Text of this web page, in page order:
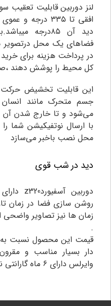
لنز دوربین قابلیت تعقیب
دید آن ۸۵درجه
فضاهای یک محل
در پرداخت هزینه برای
کل محیط را پوشش دهند
این قابلیت تخشیض حرکت
جسم متحرک مانند
می‌شود و تا خارج شدن آن
با ارسال نوتفیکیشن شما
محل نصب باخبر می‌سازد
دید در شب قوی
روشن سازی فضا در زمان
زمان ها نیز تصاویر واضحی
.
قیمت این محصول نسبت به
دار بسیار مناسب و
وایرلس دارای ۶ ماه گارانتی نیز میباشد.